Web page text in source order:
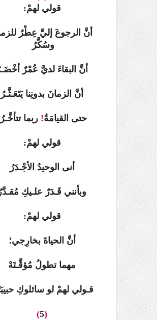
قولي لهمْ:
أنَّ الرجوعَ إليَّ عِطْرٌ
وسُكَّرُ
أنَّ البقاءَ لديَّ عُمْرٌ
أنَّ الزمانَ بدونِنا يَتَعَـثَّـرُ
حتى القيامَةُ! ربما تتأخَّـرُ
قولي لهمْ:
أنى الوحيدُ الأجْـدَرُ
وبأنني قَـدَرٌ علـيكِ مُقـدَّرُ
قولي لهمْ:
أنَّ الحياةَ بخارِجي؛
مهما تطولُ مُؤقَّـتَهْ
قـولي لهمْ لو سائلوكِ
(
5
)